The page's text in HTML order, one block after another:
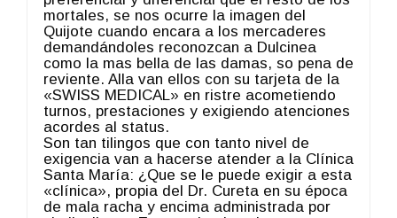
mortales, se nos ocurre la imagen del
Quijote cuando encara a los mercaderes
demandándoles reconozcan a Dulcinea
como la mas bella de las damas, so pena de
reviente. Alla van ellos con su tarjeta de la
«SWISS MEDICAL» en ristre acometiendo
turnos, prestaciones y exigiendo atenciones
acordes al status.
Son tan tilingos que con tanto nivel de
exigencia van a hacerse atender a la Clínica
Santa María: ¿Que se le puede exigir a esta
«clínica», propia del Dr. Cureta en su época
de mala racha y encima administrada por